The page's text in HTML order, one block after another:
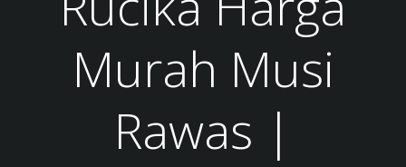
Murah Musi
Rawas |